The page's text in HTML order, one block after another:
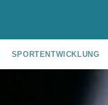
SPORTENTWICKLUNG